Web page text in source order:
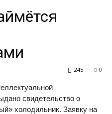
0
245
свидетельство о
холодильник. Заявку на